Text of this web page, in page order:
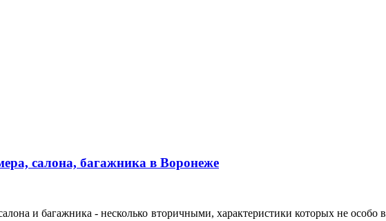
салона, багажника в Воронеже
и багажника - несколько вторичными, характеристики которых не особо